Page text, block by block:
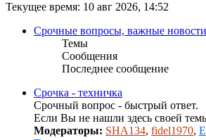
Текущее время: 10 авг 2026, 14:52
Срочные вопросы, важные
Темы
Сообщения
Последнее сообщение
Срочка - техничка
Срочный вопрос - быстрый ответ.
Если Вы не нашли здесь своей
Модераторы: SHA134, fidel1970,